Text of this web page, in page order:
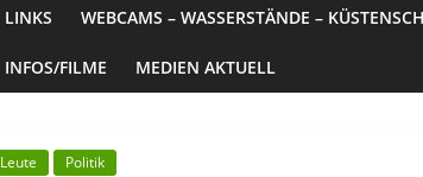
LINKS WEBCAMS – WASSERSTÄNDE –
INFOS/FILME MEDIEN AKTUELL
Leute Politik